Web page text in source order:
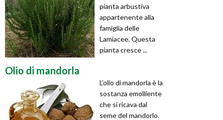
pianta arbustiva
appartenente alla
famiglia delle
Lamiacee. Questa
pianta cresce ...
Olio di mandorla
L’olio di mandorla è la
sostanza emolliente
che si ricava dal
seme del mandorlo.